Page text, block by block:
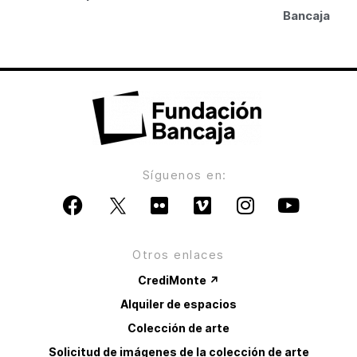
Bancaja
Síguenos en:
Otros enlaces
CrediMonte ↗
Alquiler de espacios
Colección de arte
Solicitud de imágenes de la colección de arte